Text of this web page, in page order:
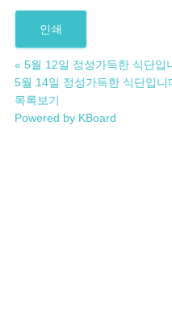
인쇄
« 5월 12일 정성가득한 식단입
5월 14일 정성가득한 식단입니
목록보기
Powered by KBoard